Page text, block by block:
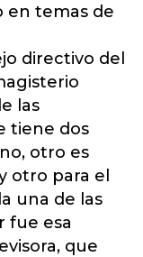
en temas de
directivo del
las
tiene dos
otro es
otro para el
una de las
fue esa
que